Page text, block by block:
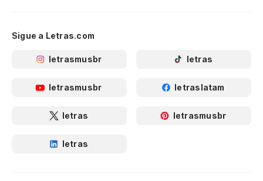
Sigue a Letras.com
letrasmusbr letras
letrasmusbr letraslatam
letras letrasmusbr
letras